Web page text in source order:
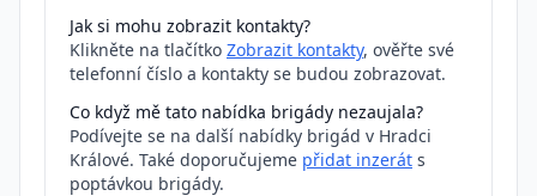
Jak si mohu zobrazit kontakty?
Klikněte na tlačítko Zobrazit kontakty, ověřte své
telefonní číslo a kontakty se budou zobrazovat.
Co když mě tato nabídka brigády nezaujala?
Podívejte se na další nabídky brigád v Hradci
Králové. Také doporučujeme přidat inzerát s
poptávkou brigády.